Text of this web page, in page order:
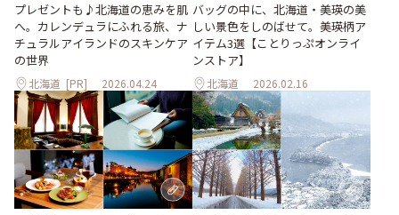
プレゼントも♪北海道の恵みを肌
へ。カレンデュラにふれる旅、ナ
チュラルアイランドのスキンケア
の世界
北海道 [PR] 2026.04.24
バッグの中に、北海道・美瑛の美
しい景色をしのばせて。美瑛柄ア
イテム3選【ことりっぷオンライ
ンストア】
北海道 2026.02.16